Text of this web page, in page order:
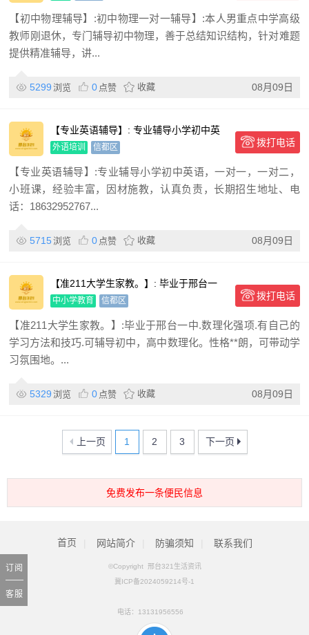
【初中物理辅导】:初中物理一对一辅导】:本人男重点中学高级
教师刚退休，专门辅导初中物理，善于总结知识结构，针对难题
提供精准辅导，讲...
5299 浏览 0 点赞 收藏 08月09日
【专业英语辅导】: 专业辅导小学初中英
语，一对一，一对二，小
外语培训 信都区 拨打电话
【专业英语辅导】:专业辅导小学初中英语，一对一，一对二，
小班课，经验丰富，因材施教，认真负责，长期招生地址、电
话：18632952767...
5715 浏览 0 点赞 收藏 08月09日
【准211大学生家教。】: 毕业于邢台一
中.数理化强项.有自
中小学教育 信都区 拨打电话
【准211大学生家教。】:毕业于邢台一中.数理化强项.有自己的
学习方法和技巧.可辅导初中，高中数理化。性格**朗，可带动学
习氛围地。...
5329 浏览 0 点赞 收藏 08月09日
上一页 1 2 3 下一页
免费发布一条便民信息
订阅
客服
首页 网站简介 防骗须知 联系我们
©Copyright 邢台321生活资讯
冀ICP备2024059214号-1
电话： 13131956556